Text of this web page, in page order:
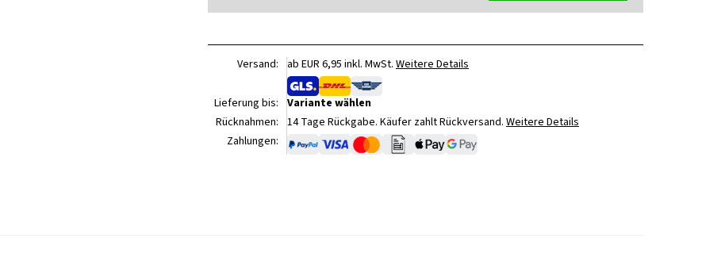
Versand: ab EUR 6,95 inkl. MwSt. Weitere Details
Lieferung bis: Variante wählen
Rücknahmen: 14 Tage Rückgabe. Käufer zahlt Rückversand. Weitere Details
Zahlungen: